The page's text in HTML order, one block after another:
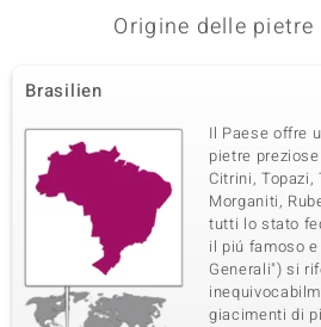
Origine delle
Brasilien
Il Paese offre
pietre
Citrini, Topazi,
Morganiti,
tutti lo stato
il piú famoso
Generali") si
giacimenti di